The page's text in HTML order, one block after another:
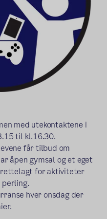
med utekontaktene i
til kl.16.30.
får tilbud om
åpen gymsal og et eget
for aktiviteter
hver onsdag der